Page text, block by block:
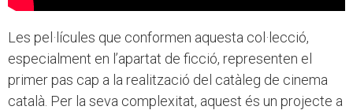
Les pel·lícules que conformen aquesta col·lecció,
especialment en l’apartat de ficció, representen el
primer pas cap a la realització del catàleg de cinema
català. Per la seva complexitat, aquest és un projecte a